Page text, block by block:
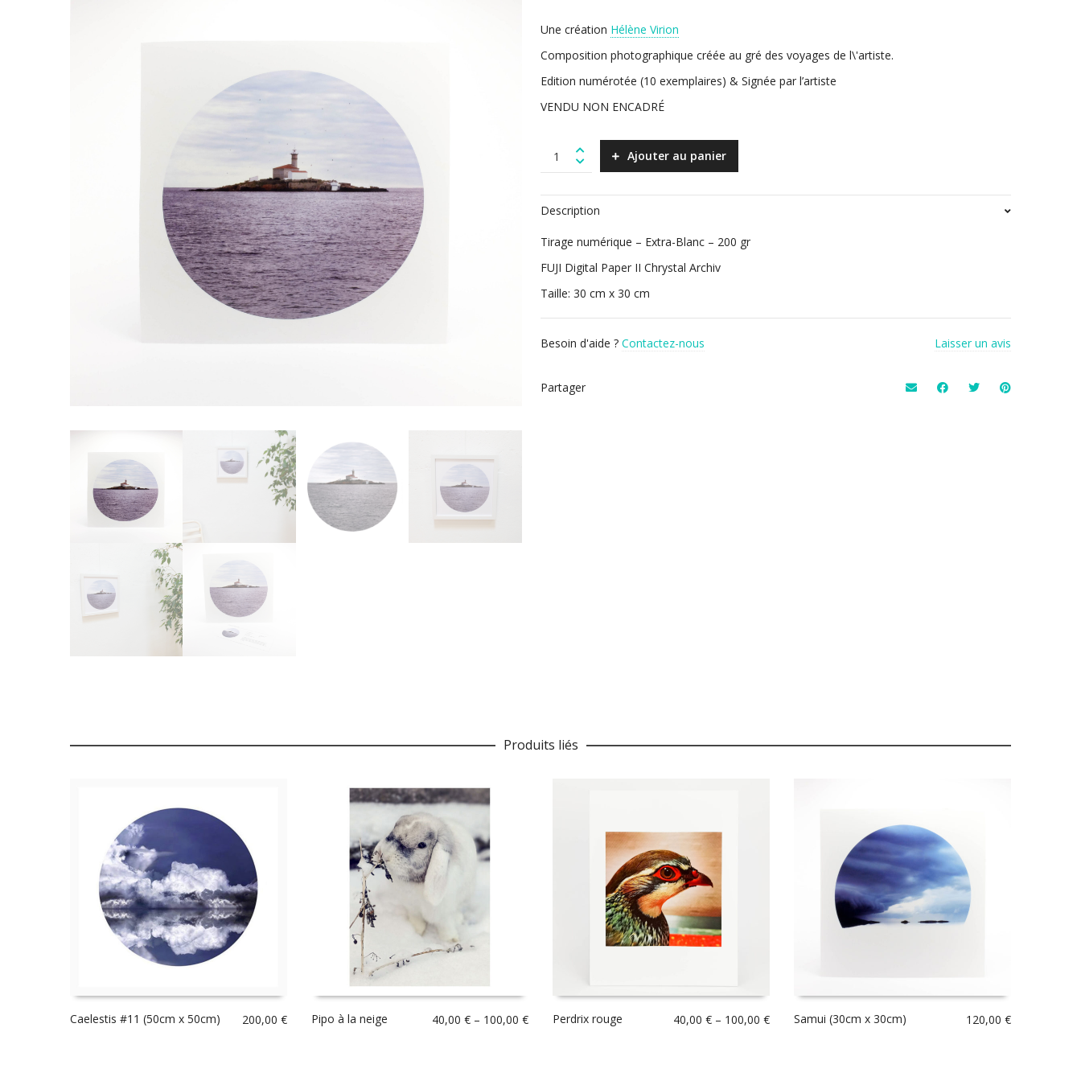
Une création Hélène Virion
Composition photographique créée au gré des voyages de l\'artiste.
Edition numérotée (10 exemplaires) & Signée par l’artiste
VENDU NON ENCADRÉ
(30cm
30cm)
quantity
Ajouter au panier
Description
Tirage numérique – Extra-Blanc – 200 gr
FUJI Digital Paper II Chrystal Archiv
Taille: 30 cm x 30 cm
Besoin d'aide ? Contactez-nous Laisser un avis
Partager
Produits liés
Caelestis #11 (50cm x 50cm) 200,00 € Pipo à la neige 40,00 € – 100,00 € Perdrix rouge 40,00 € – 100,00 € Samui (30cm x 30cm) 120,00 €